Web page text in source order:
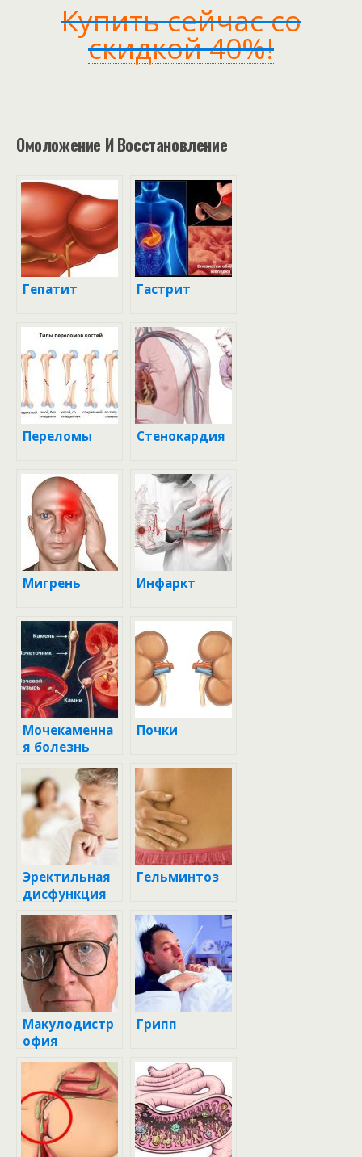
Купить сейчас со
скидкой 40%!
Омоложение И Восстановление
Гепатит Гастрит
Переломы Стенокардия
Мигрень Инфаркт
Мочекаменна
я болезнь
Почки
Эректильная
дисфункция
Гельминтоз
Макулодистр
офия
Грипп